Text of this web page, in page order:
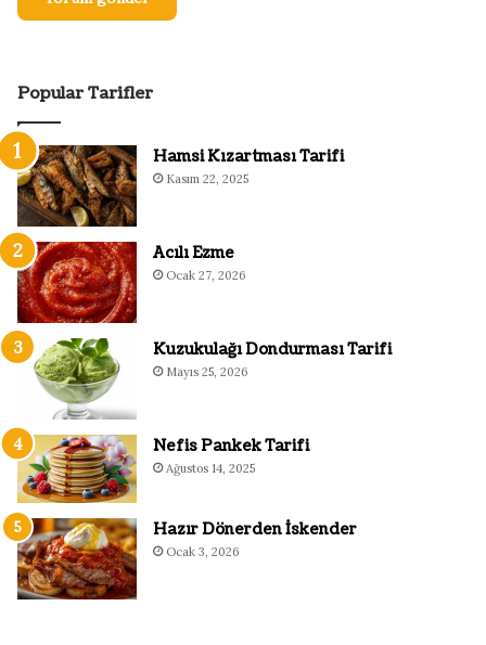
Popular Tarifler
Hamsi Kızartması Tarifi
Kasım 22, 2025
Acılı Ezme
Ocak 27, 2026
Kuzukulağı Dondurması Tarifi
Mayıs 25, 2026
Nefis Pankek Tarifi
Ağustos 14, 2025
Hazır Dönerden İskender
Ocak 3, 2026